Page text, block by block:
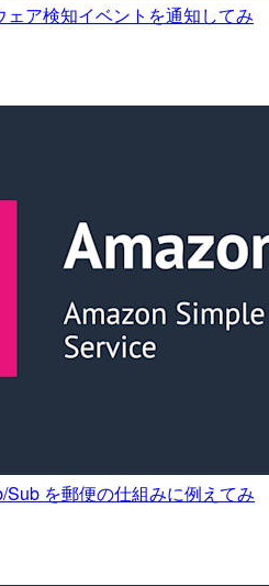
ア検知イベントを通知してみ
を郵便の仕組みに例えてみ